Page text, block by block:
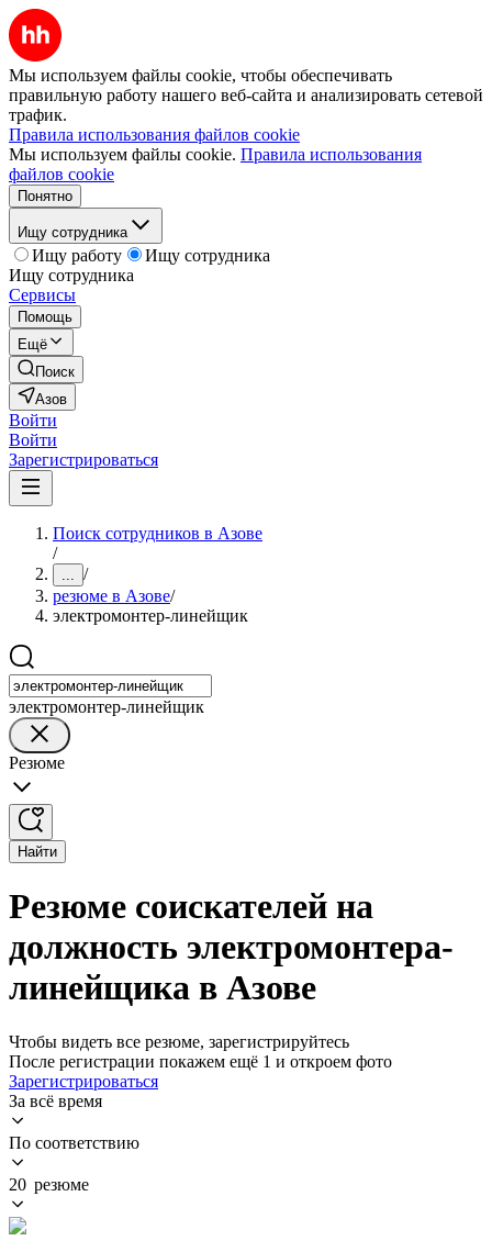
Мы используем файлы cookie, чтобы обеспечивать
правильную работу нашего веб-сайта и анализировать сетевой
трафик.
Правила использования файлов cookie
Мы используем файлы cookie. Правила использования
файлов cookie
Понятно
Ищу сотрудника
Ищу работу
Ищу сотрудника
Ищу сотрудника
Сервисы
Помощь
Ещё
Поиск
Азов
Войти
Войти
Зарегистрироваться
Поиск сотрудников в Азове
/
... /
резюме в Азове/
электромонтер-линейщик
электромонтер-линейщик
Резюме
Найти
Резюме соискателей на
должность электромонтера-
линейщика в Азове
Чтобы видеть все резюме, зарегистрируйтесь
После регистрации покажем ещё 1 и откроем фото
Зарегистрироваться
За всё время
По соответствию
20 резюме